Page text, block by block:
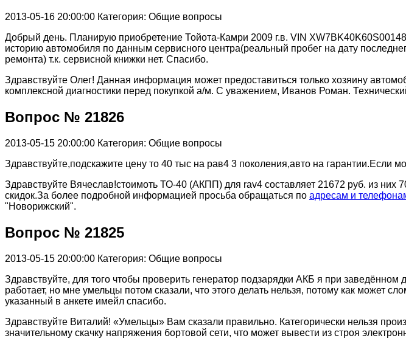
2013-05-16 20:00:00 Категория: Общие вопросы
Добрый день. Планирую приобретение Тойота-Камри 2009 г.в. VIN
историю автомобиля по данным сервисного центра(реальный пробег на дату
ремонта) т.к. сервисной книжки нет. Спасибо.
Здравствуйте Олег! Данная информация может предоставиться только хозяину
комплексной диагностики перед покупкой а/м. С уважением, Иванов Роман.
Вопрос № 21826
2013-05-15 20:00:00 Категория: Общие вопросы
Здравствуйте,подскажите цену то 40 тыс на рав4 3 поколения,авто на гарантии.Если
Здравствуйте Вячеслав!стоимоть ТО-40 (АКПП) для rav4 составляет 21672 руб. из них
скидок.За более подробной информацией просьба обращаться по адресам и
"Новорижский".
Вопрос № 21825
2013-05-15 20:00:00 Категория: Общие вопросы
Здравствуйте, для того чтобы проверить генератор подзарядки АКБ я при
работает, но мне умельцы потом сказали, что этого делать нельзя, потому как может
указанный в анкете имейл спасибо.
Здравствуйте Виталий! «Умельцы» Вам сказали правильно. Категорически нельзя
значительному скачку напряжения бортовой сети, что может вывести из строя